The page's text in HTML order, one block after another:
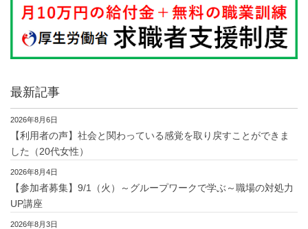
最新記事
2026年8月6日
【利用者の声】社会と関わっている感覚を取り戻すことができま
した（20代女性）
2026年8月4日
【参加者募集】9/1（火）～グループワークで学ぶ～職場の対処力
UP講座
2026年8月3日